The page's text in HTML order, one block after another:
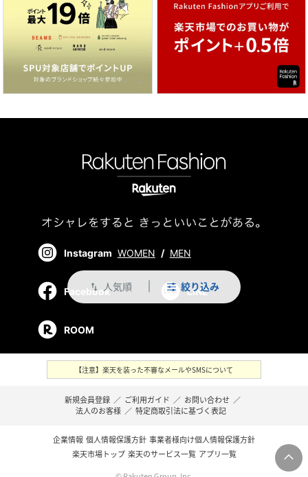
swap_vert 人気順 絞り込み
Instagram WOMEN / MEN
Facebook LINE
ROOM
【注意】楽天を装った不審なメールやSMSについて
新規会員登録 ／ ご利用ガイド ／ お問い合わせ ／
法人のお客様 ／ 特定商取引法に基づく表記
企業情報 個人情報保護方針 事業者様向け個人情報保護方針
楽天市場トップ 楽天のサービス一覧 アプリ一覧